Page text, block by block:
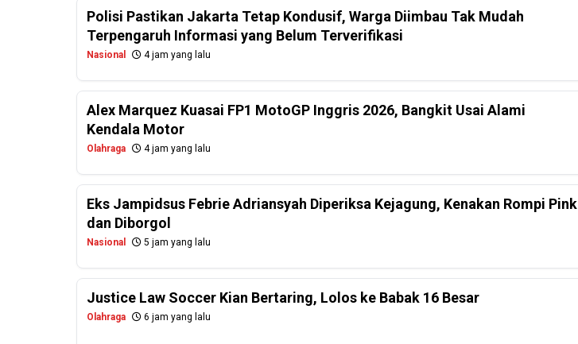
Polisi Pastikan Jakarta Tetap Kondusif, Warga Diimbau Tak Mudah
Terpengaruh Informasi yang Belum Terverifikasi
Nasional 4 jam yang lalu
Alex Marquez Kuasai FP1 MotoGP Inggris 2026, Bangkit Usai Alami
Kendala Motor
Olahraga 4 jam yang lalu
Eks Jampidsus Febrie Adriansyah Diperiksa Kejagung, Kenakan Rompi Pink
dan Diborgol
Nasional 5 jam yang lalu
Justice Law Soccer Kian Bertaring, Lolos ke Babak 16 Besar
Olahraga 6 jam yang lalu